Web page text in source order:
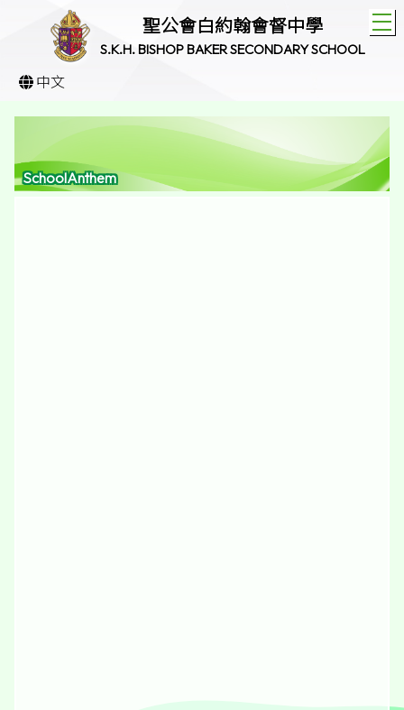
聖公會白約翰會督中學
S.K.H. BISHOP BAKER SECONDARY SCHOOL
中文
SchoolAnthem